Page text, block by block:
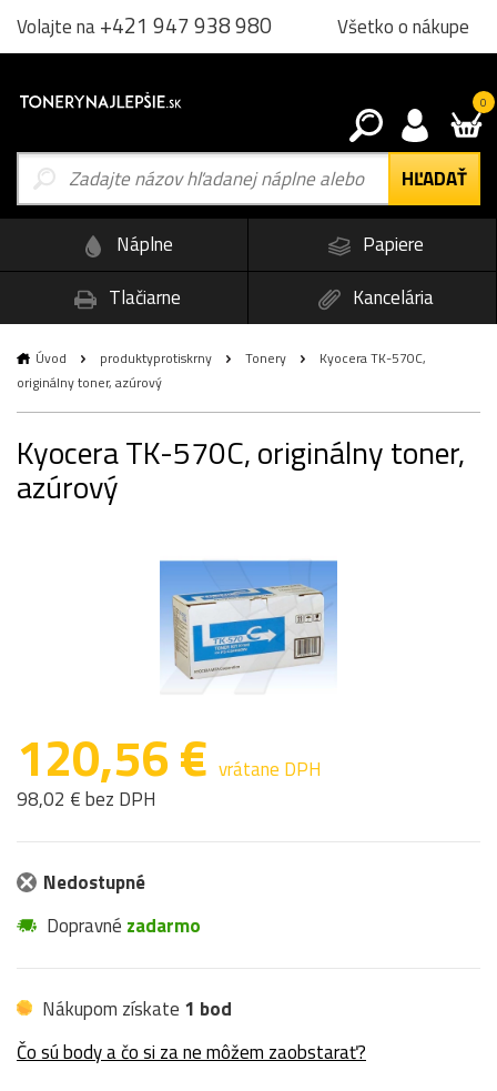
Volajte na+421 947 938 980 Všetko o nákupe
0
Náplne
Papiere
Tlačiarne
Kancelária
Úvod produktyprotiskrny Tonery
Kyocera TK-570C,
originálny toner, azúrový
Kyocera TK-570C, originálny toner,
azúrový
120,56 € vrátane DPH
98,02 € bez DPH
Nedostupné
Dopravné zadarmo
Nákupom získate 1 bod
Čo sú body a čo si za ne môžem zaobstarať?